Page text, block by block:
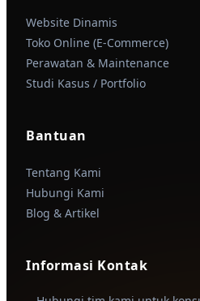
Website Dinamis
Toko Online (E-Commerce)
Perawatan & Maintenance
Studi Kasus / Portfolio
Bantuan
Tentang Kami
Hubungi Kami
Blog & Artikel
Informasi Kontak